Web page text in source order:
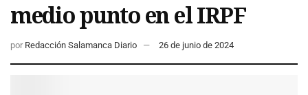
medio punto en el IRPF
por Redacción Salamanca Diario 26 de junio de 2024